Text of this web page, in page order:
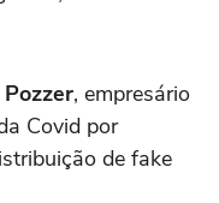
, empresário
Covid por
de fake